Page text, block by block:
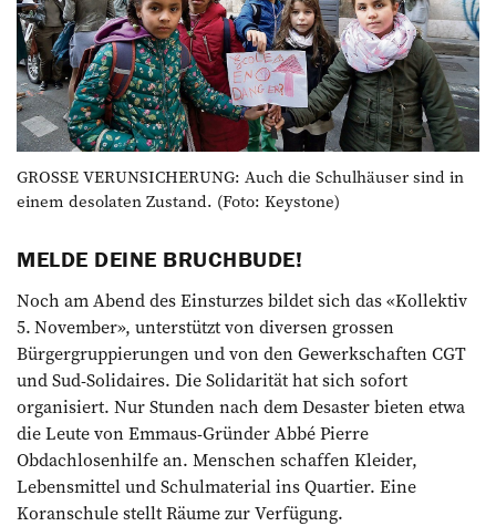
GROSSE VERUNSICHERUNG: Auch die Schulhäuser sind in
einem desolaten Zustand. (Foto: Keystone)
MELDE DEINE BRUCHBUDE!
Noch am Abend des Einsturzes bildet sich das «Kollektiv
5. November», unterstützt von diversen grossen
Bürgergruppierungen und von den Gewerkschaften CGT
und Sud-Solidaires. Die Solidarität hat sich sofort
organisiert. Nur Stunden nach dem Desaster bieten etwa
die Leute von Emmaus-Gründer Abbé ­Pierre
Obdachlosenhilfe an. Menschen schaffen Kleider,
Lebensmittel und Schulmaterial ins Quartier. Eine
Koranschule stellt Räume zur Verfügung.